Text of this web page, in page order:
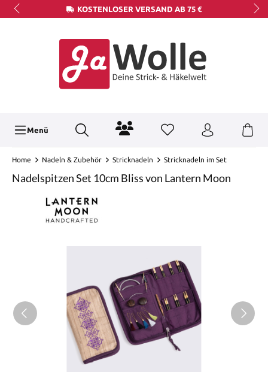
KOSTENLOSER VERSAND AB 75 €
Menü
Home Nadeln & Zubehör Stricknadeln Stricknadeln im Set
Nadelspitzen Set 10cm Bliss von Lantern Moon